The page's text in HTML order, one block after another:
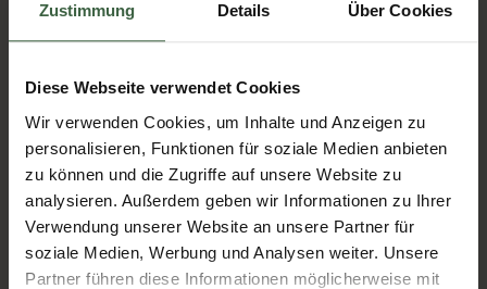
Zustimmung Details Über Cookies
Diese Webseite verwendet Cookies
Wir verwenden Cookies, um Inhalte und Anzeigen zu
personalisieren, Funktionen für soziale Medien anbieten
zu können und die Zugriffe auf unsere Website zu
analysieren. Außerdem geben wir Informationen zu Ihrer
Verwendung unserer Website an unsere Partner für
soziale Medien, Werbung und Analysen weiter. Unsere
Partner führen diese Informationen möglicherweise mit
Gerne auch zum Nachkochen aus der Kothmühlen Küche
ein Rezept:
Download Rezept: Emmer-Risotto mit Lachsforelle >>